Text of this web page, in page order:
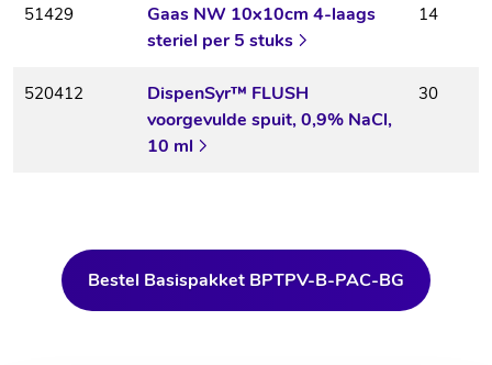
51429
Gaas NW 10x10cm 4-laags
steriel per 5 stuks
14
520412
DispenSyr™ FLUSH
voorgevulde spuit, 0,9% NaCl,
10 ml
30
Bestel Basispakket BPTPV-B-PAC-BG